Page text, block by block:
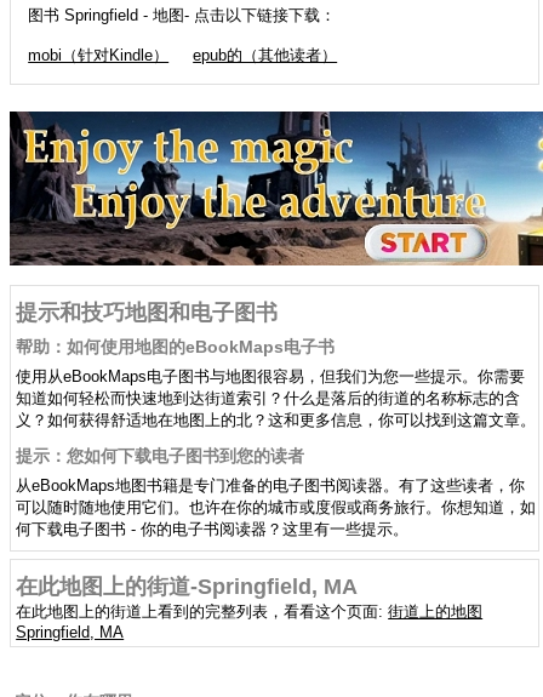
图书 Springfield - 地图- 点击以下链接下载：
mobi（针对Kindle） epub的（其他读者）
提示和技巧地图和电子图书
帮助：如何使用地图的eBookMaps电子书
使用从eBookMaps电子图书与地图很容易，但我们为您一些提示。你需要
知道如何轻松而快速地到达街道索引？什么是落后的街道的名称标志的含
义？如何获得舒适地在地图上的北？这和更多信息，你可以找到这篇文章。
提示：您如何下载电子图书到您的读者
从eBookMaps地图书籍是专门准备的电子图书阅读器。有了这些读者，你
可以随时随地使用它们。也许在你的城市或度假或商务旅行。你想知道，如
何下载电子图书 - 你的电子书阅读器？这里有一些提示。
在此地图上的街道-Springfield, MA
在此地图上的街道上看到的完整列表，看看这个页面:街道上的地图
Springfield, MA